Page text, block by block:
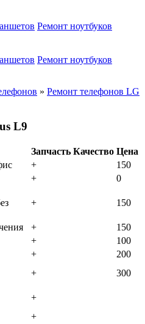
Ремонт ноутбуков
Ремонт ноутбуков
» Ремонт телефонов LG
L9
Запчасть Качество Цена
+
150
+
0
+ 150
+
150
+
100
+
200
+
300
+
+